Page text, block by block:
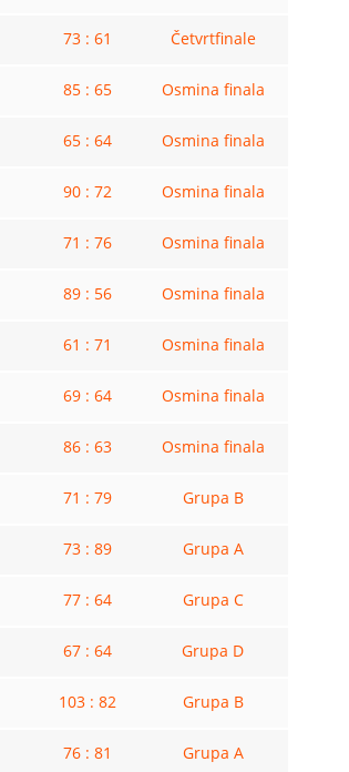
73 : 61 Četvrtfinale
85 : 65 Osmina finala
65 : 64 Osmina finala
90 : 72 Osmina finala
71 : 76 Osmina finala
89 : 56 Osmina finala
61 : 71 Osmina finala
69 : 64 Osmina finala
86 : 63 Osmina finala
71 : 79 Grupa B
73 : 89 Grupa A
77 : 64 Grupa C
67 : 64 Grupa D
103 : 82 Grupa B
76 : 81 Grupa A